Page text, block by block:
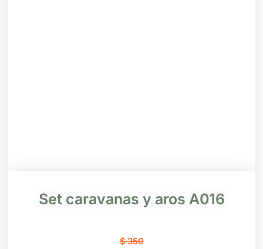
Set caravanas y aros A016
$350
El
El